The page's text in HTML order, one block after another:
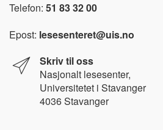
Telefon: 51 83 32 00
Epost: lesesenteret@uis.no
Skriv til oss
Nasjonalt lesesenter,
Universitetet i Stavanger
4036 Stavanger